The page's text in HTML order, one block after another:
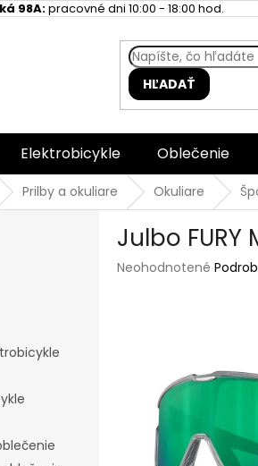
98A:pracovné dni 10:00 - 18:00 hod.
HĽADAŤ
Elektrobicykle Oblečenie
Prilby a okuliare Okuliare
Julbo FURY
Priemerné
hviezdičiek.
Neohodnotené